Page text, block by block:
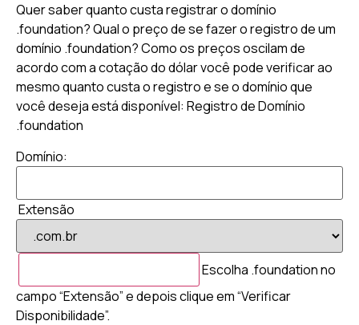
Quer saber quanto custa registrar o domínio
.foundation? Qual o preço de se fazer o registro de um
domínio .foundation? Como os preços oscilam de
acordo com a cotação do dólar você pode verificar ao
mesmo quanto custa o registro e se o domínio que
você deseja está disponível: Registro de Domínio
.foundation
Domínio:
Extensão
Escolha .foundation no
campo “Extensão” e depois clique em “Verificar
Disponibilidade”.